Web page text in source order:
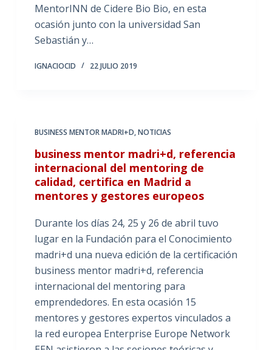
MentorINN de Cidere Bio Bio, en esta
ocasión junto con la universidad San
Sebastián y…
IGNACIOCID 22 JULIO 2019
BUSINESS MENTOR MADRI+D,NOTICIAS
business mentor madri+d, referencia
internacional del mentoring de
calidad, certifica en Madrid a
mentores y gestores europeos
Durante los días 24, 25 y 26 de abril tuvo
lugar en la Fundación para el Conocimiento
madri+d una nueva edición de la certificación
business mentor madri+d, referencia
internacional del mentoring para
emprendedores. En esta ocasión 15
mentores y gestores expertos vinculados a
la red europea Enterprise Europe Network